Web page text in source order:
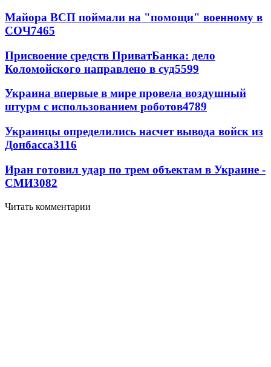
Майора ВСП поймали на "помощи" военному в
СОЧ7465
Присвоение средств ПриватБанка: дело
Коломойского направлено в суд5599
Украина впервые в мире провела воздушный
штурм с использованием роботов4789
Украинцы определились насчет вывода войск из
Донбасса3116
Иран готовил удар по трем объектам в Украине -
СМИ3082
Читать комментарии